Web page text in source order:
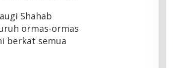
Shahab
ormas-ormas
berkat semua
HMI Pelalawan “Semprot”
DPRD, Soroti Pengawasan